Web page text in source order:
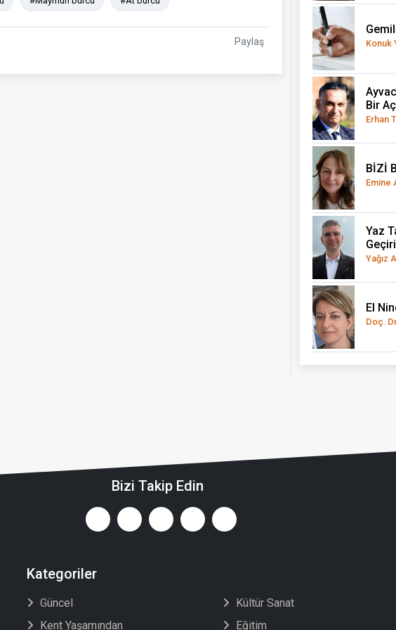
Paylaş Konuk
Bir
Erhan
BİZİ
Emine
Yaz
Yağız
El
Doç.
Bizi Takip Edin
Kategoriler
Güncel
Kent Yaşamından
Kültür Sanat
Eğitim